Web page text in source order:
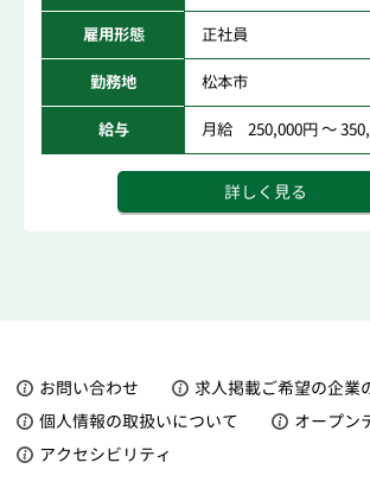
雇用形態 正社員
勤務地 松本市
給与 月給 250,000円 ～
詳しく見る
お問い合わせ
求人掲載ご希望の企業
個人情報の取扱いについて
オープン
アクセシビリティ